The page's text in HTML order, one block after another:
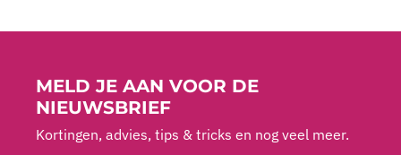
MELD JE AAN VOOR DE
NIEUWSBRIEF
Kortingen, advies, tips & tricks en nog veel meer.